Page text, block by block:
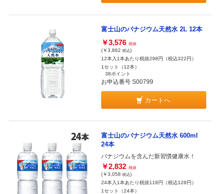
富士山のバナジウム天然水 2L 12本
￥3,576 税抜
(￥3,862 税込)
12本入1本あたり税抜298円（税込322円）
1セット（12本）
38ポイント
お申込番号 S00799
カートへ
富士山のバナジウム天然水 600ml
24本
バナジウムを含んだ新習慣健康水！
￥2,832 税抜
(￥3,058 税込)
24本入1本あたり税抜118円（税込128円）
1セット（24本）